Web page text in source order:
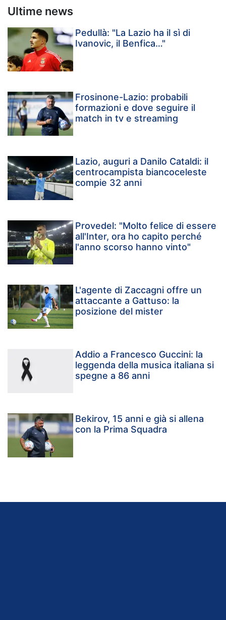
Ultime news
Pedullà: "La Lazio ha il sì di
Ivanovic, il Benfica…"
Frosinone-Lazio: probabili
formazioni e dove seguire il
match in tv e streaming
Lazio, auguri a Danilo Cataldi: il
centrocampista biancoceleste
compie 32 anni
Provedel: "Molto felice di essere
all'Inter, ora ho capito perché
l'anno scorso hanno vinto"
L'agente di Zaccagni offre un
attaccante a Gattuso: la
posizione del mister
Addio a Francesco Guccini: la
leggenda della musica italiana si
spegne a 86 anni
Bekirov, 15 anni e già si allena
con la Prima Squadra